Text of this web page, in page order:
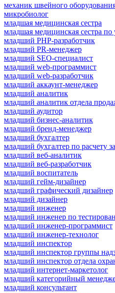
механик швейного
микробиолог
младшая медицинская сестра
младшая медицинская сестра по
младший PHP-разработчик
младший PR-менеджер
младший SEO-специалист
младший web-программист
младший web-разработчик
младший аккаунт-менеджер
младший аналитик
младший аналитик отдела
младший аудитор
младший бизнес-аналитик
младший бренд-менеджер
младший бухгалтер
младший бухгалтер по расчету
младший веб-аналитик
младший веб-разработчик
младший воспитатель
младший гейм-дизайнер
младший графический дизайнер
младший дизайнер
младший инженер
младший инженер по
младший инженер-программист
младший инженер-технолог
младший инспектор
младший инспектор группы
младший инспектор отдела
младший интернет-маркетолог
младший категорийный
младший консультант